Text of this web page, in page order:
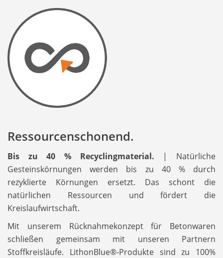
Ressourcenschonend.
Bis zu 40 % Recyclingmaterial. | Natürliche
Gesteinskörnungen werden bis zu 40 % durch
rezyklierte Körnungen ersetzt. Das schont die
natürlichen Ressourcen und fördert die
Kreislaufwirtschaft.
Mit unserem Rücknahmekonzept für Betonwaren
schließen gemeinsam mit unseren Partnern
Stoffkreisläufe. LithonBlue®-Produkte sind zu 100%